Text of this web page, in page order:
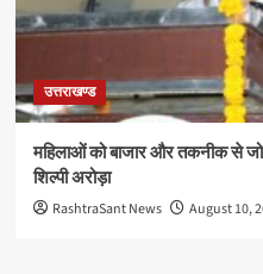
उत्तराखण्ड
महिलाओं को बाजार और तकनीक से
शिल्पी अरोड़ा
RashtraSant News August 10,